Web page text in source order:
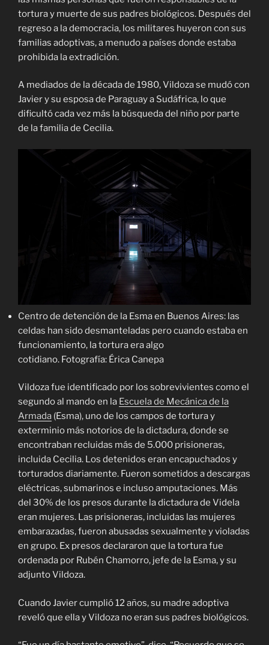
tortura y muerte de sus padres biológicos. Después del
regreso a la democracia, los militares huyeron con sus
familias adoptivas, a menudo a países donde estaba
prohibida la extradición.
A mediados de la década de 1980, Vildoza se mudó con
Javier y su esposa de Paraguay a Sudáfrica, lo que
dificultó cada vez más la búsqueda del niño por parte
de la familia de Cecilia.
Centro de detención de la Esma en Buenos Aires: las
celdas han sido desmanteladas pero cuando estaba en
funcionamiento, la tortura era algo
cotidiano. Fotografía: Érica Canepa
Vildoza fue identificado por los sobrevivientes como el
segundo al mando en la Escuela de Mecánica de la
Armada (Esma), uno de los campos de tortura y
exterminio más notorios de la dictadura, donde se
encontraban recluidas más de 5.000 prisioneras,
incluida Cecilia. Los detenidos eran encapuchados y
torturados diariamente. Fueron sometidos a descargas
eléctricas, submarinos e incluso amputaciones. Más
del 30% de los presos durante la dictadura de Videla
eran mujeres. Las prisioneras, incluidas las mujeres
embarazadas, fueron abusadas sexualmente y violadas
en grupo. Ex presos declararon que la tortura fue
ordenada por Rubén Chamorro, jefe de la Esma, y ​​su
adjunto Vildoza.
Cuando Javier cumplió 12 años, su madre adoptiva
reveló que ella y Vildoza no eran sus padres biológicos.